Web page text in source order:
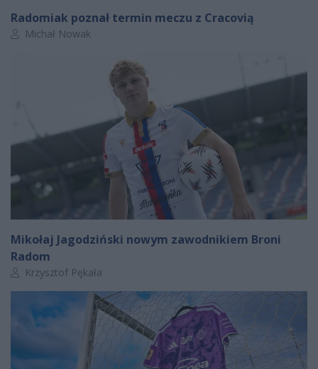
Radomiak poznał termin meczu z Cracovią
Autor artykułu:
Michał Nowak
Mikołaj Jagodziński nowym zawodnikiem Broni
Radom
Autor artykułu:
Krzysztof Pękała